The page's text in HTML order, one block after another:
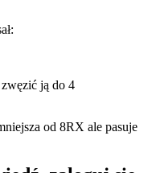
zwęzić ją do 4
od 8RX ale pasuje